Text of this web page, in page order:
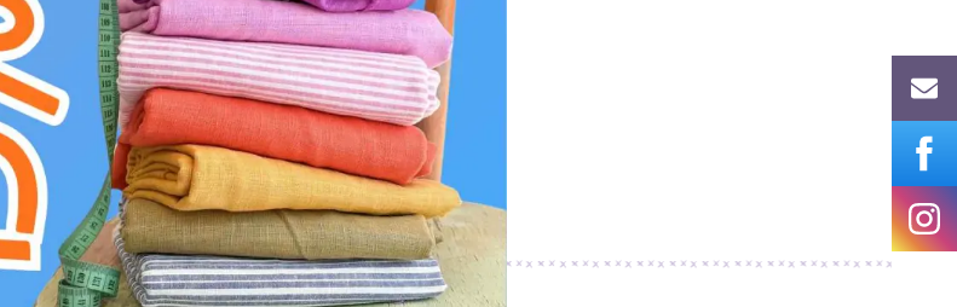
Složení: 100%CO
Šířka: 2 cm
Motív: Jednobarevné
Barva: červená